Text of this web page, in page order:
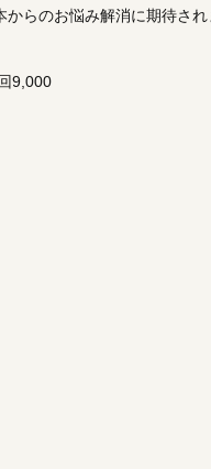
らのお悩み解消に期待され
9,000